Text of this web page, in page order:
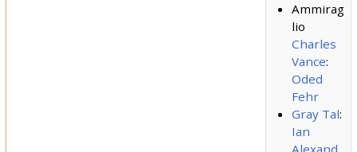
Ammirag
lio
Charles
Vance:
Oded
Fehr
Gray Tal:
Ian